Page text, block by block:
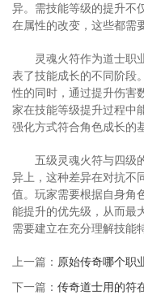
异。需技能等级的提升不
在属性的改变，这些都需
灵魂火符作为道士职
表了技能成长的不同阶段
性的同时，通过提升伤害
家在技能等级提升过程中
强化方式符合角色成长的
五级灵魂火符与四级
异上，这种差异在对抗不
值。玩家需要根据自身角
能提升的优先级，从而最
需要建立在充分理解技能
上一篇： 原始传奇哪个职
下一篇： 传奇道士用的符